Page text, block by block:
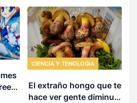
CIENCIA Y TENOLOGIA
El extraño hongo que te
hace ver gente diminuta